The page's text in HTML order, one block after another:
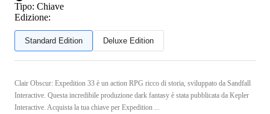
Tipo: Chiave
Edizione:
Standard Edition Deluxe Edition
Clair Obscur: Expedition 33 è un action RPG ricco di storia, sviluppato da Sandfall
Interactive. Questa incredibile produzione dark fantasy è stata pubblicata da Kepler
Interactive. Acquista la tua chiave per Expedition ...